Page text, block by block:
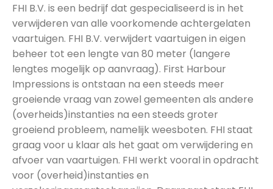
FHI B.V. is een bedrijf dat gespecialiseerd is in het
verwijderen van alle voorkomende achtergelaten
vaartuigen. FHI B.V. verwijdert vaartuigen in eigen
beheer tot een lengte van 80 meter (langere
lengtes mogelijk op aanvraag). First Harbour
Impressions is ontstaan na een steeds meer
groeiende vraag van zowel gemeenten als andere
(overheids)instanties na een steeds groter
groeiend probleem, namelijk weesboten. FHI staat
graag voor u klaar als het gaat om verwijdering en
afvoer van vaartuigen. FHI werkt vooral in opdracht
voor (overheid)instanties en